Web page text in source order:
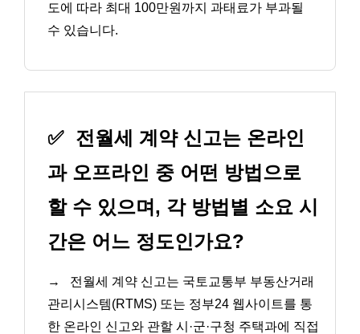
도에 따라 최대 100만원까지 과태료가 부과될
수 있습니다.
✅ 전월세 계약 신고는 온라인
과 오프라인 중 어떤 방법으로
할 수 있으며, 각 방법별 소요 시
간은 어느 정도인가요?
→
전월세 계약 신고는 국토교통부 부동산거래
관리시스템(RTMS) 또는 정부24 웹사이트를 통
한 온라인 신고와 관할 시·군·구청 주택과에 직접